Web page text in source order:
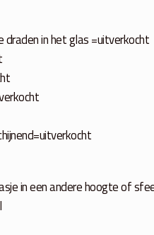
in het glas =uitverkocht
in een andere hoogte of